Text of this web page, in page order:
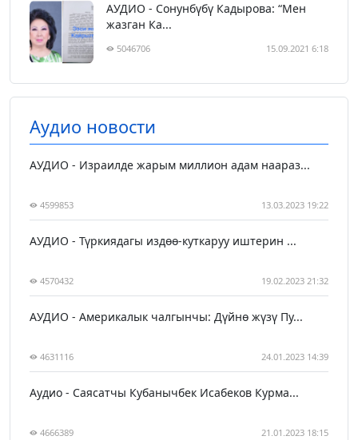
АУДИО - Сонунбүбү Кадырова: “Мен
жазган Ка...
5046706 15.09.2021 6:18
Аудио новости
АУДИО - Израилде жарым миллион адам наараз...
4599853 13.03.2023 19:22
АУДИО - Түркиядагы издөө-куткаруу иштерин ...
4570432 19.02.2023 21:32
АУДИО - Америкалык чалгынчы: Дүйнө жүзү Пу...
4631116 24.01.2023 14:39
Аудио - Саясатчы Кубанычбек Исабеков Курма...
4666389 21.01.2023 18:15